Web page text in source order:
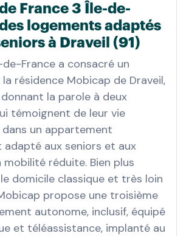
France 3 Île-de-
logements adaptés
à Draveil (91)
France a consacré un
résidence Mobicap de Draveil,
donnant la parole à deux
témoignent de leur vie
un appartement
adapté aux seniors et aux
mobilité réduite. Bien plus
domicile classique et très loin
Mobicap propose une troisième
autonome, inclusif, équipé
et téléassistance, implanté au